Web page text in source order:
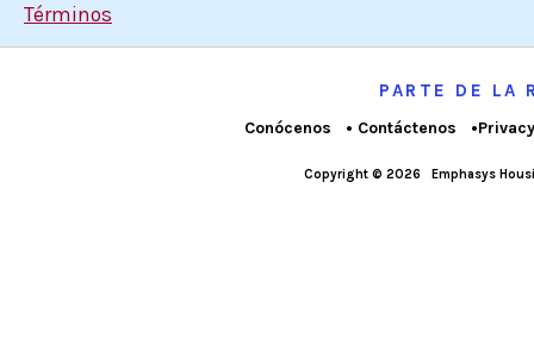
Términos
PARTE DE LA
Conócenos Contáctenos
Copyright © 2026 Emphasys